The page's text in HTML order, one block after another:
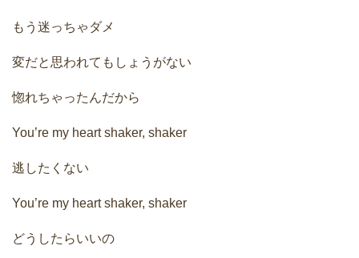
もう迷っちゃダメ
変だと思われてもしょうがない
惚れちゃったんだから
You’re my heart shaker, shaker
逃したくない
You’re my heart shaker, shaker
どうしたらいいの